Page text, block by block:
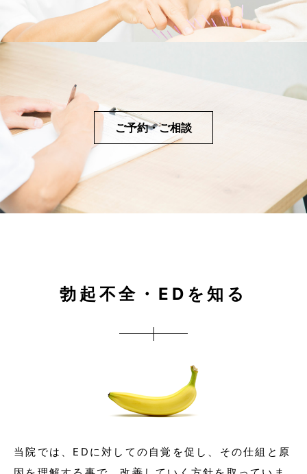
ご予約・ご相談
勃起不全・EDを知る
当院では、EDに対しての自覚を促し、その仕組と原